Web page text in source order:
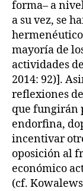
forma– a
a su vez, se
mayoría de
actividades
2014: 92)].
reflexiones
que fungirán
endorfina,
incentivar
oposición al
económico
(cf.